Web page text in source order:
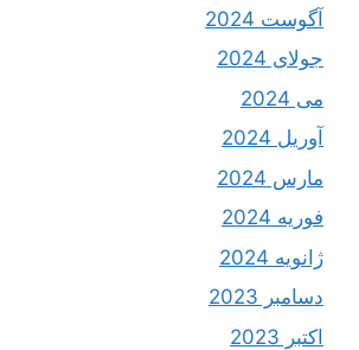
آگوست 2024
جولای 2024
می 2024
آوریل 2024
مارس 2024
فوریه 2024
ژانویه 2024
دسامبر 2023
اکتبر 2023